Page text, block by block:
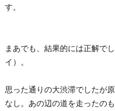
す。
まあでも、結果的には正解で
イ）。
思った通りの大渋滞でしたが
なし。あの辺の道を走ったの